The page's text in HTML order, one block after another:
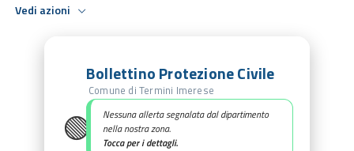
Vedi azioni
🟢
Bollettino Protezione Civile
Comune di Termini Imerese
Nessuna allerta segnalata dal dipartimento
nella nostra zona.
Tocca per i dettagli.